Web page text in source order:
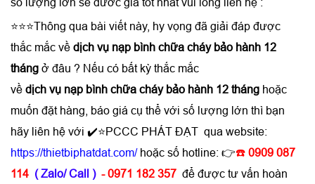
số lượng lớn sẽ đươc giá tốt nhất vui lòng liên hệ :
⭐⭐⭐Thông qua bài viết này, hy vọng đã giải đáp được
thắc mắc về dịch vụ nạp bình chữa cháy bảo hành 12
tháng ở đâu ? Nếu có bất kỳ thắc mắc
về dịch vụ nạp bình chữa cháy bảo hành 12 tháng hoặc
muốn đặt hàng, báo giá cụ thể với số lượng lớn thì bạn
hãy liên hệ với ✔️⭐PCCC PHÁT ĐẠT qua website:
https://thietbiphatdat.com/ hoặc số hotline: 👉☎️ 0909 087
114 ( Zalo/ Call ) - 0971 182 357 để được tư vấn hoàn